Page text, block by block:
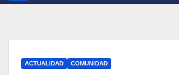
ACTUALIDAD COMUNIDAD